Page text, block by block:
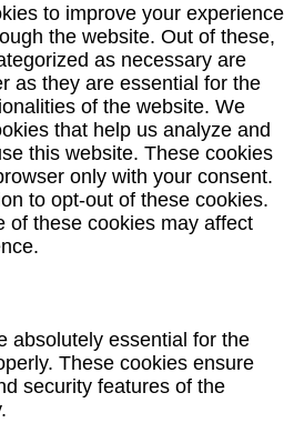
to improve your experience
the website. Out of these,
as necessary are
as they are essential for the
of the website. We
that help us analyze and
this website. These cookies
only with your consent.
to opt-out of these cookies.
of these cookies may affect
absolutely essential for the
These cookies ensure
security features of the